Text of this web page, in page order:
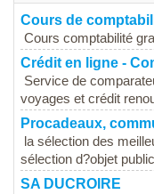
Cours de
Cours comptabilité
Crédit en ligne -
Service de
voyages et crédit
Procadeaux,
la sélection des
sélection d?objet
SA DUCROIRE